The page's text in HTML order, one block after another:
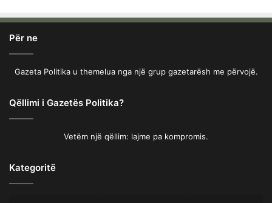
Për ne
Gazeta Politika u themelua nga një grup gazetarësh me përvojë.
Qëllimi i Gazetës Politika?
Vetëm një qëllim: lajme pa kompromis.
Kategoritë